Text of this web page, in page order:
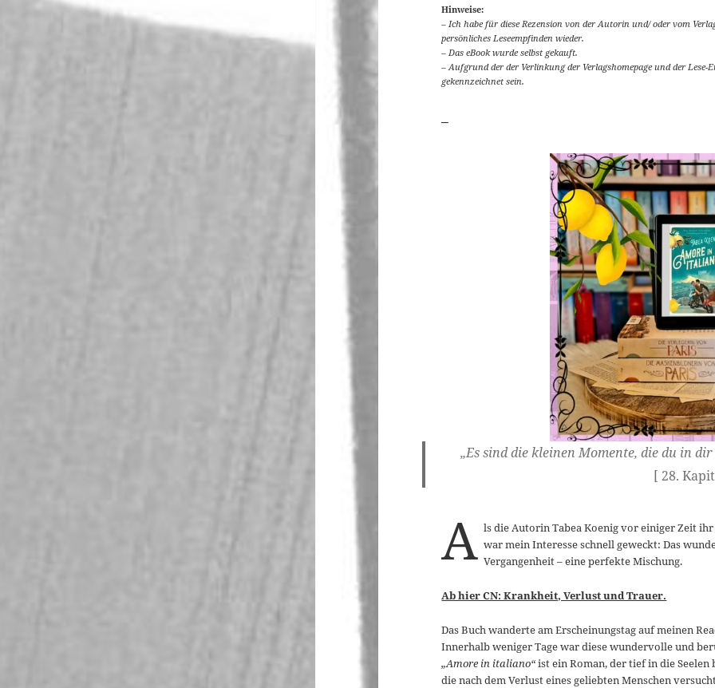
Hinweise:
– Ich habe für diese Rezension von der Autorin und/ oder vom
persönliches Leseempfinden wieder.
– Das eBook wurde selbst gekauft.
– Aufgrund der der Verlinkung der Verlagshomepage und der Lese-
gekennzeichnet sein.
„Es sind die kleinen Momente, die du in
[ 28.
A ls die Autorin Tabea Koenig vor einiger Zeit
war mein Interesse schnell geweckt: Das
Vergangenheit – eine perfekte Mischung.
Ab hier CN: Krankheit, Verlust und Trauer.
Das Buch wanderte am Erscheinungstag auf meinen
Innerhalb weniger Tage war diese wundervolle und
„Amore in italiano“ist ein Roman, der tief in die
die nach dem Verlust eines geliebten Menschen